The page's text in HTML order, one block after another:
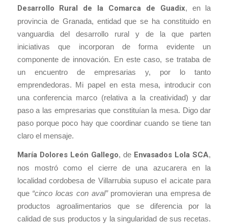
Desarrollo Rural de la Comarca de Guadix, en la
provincia de Granada, entidad que se ha constituido en
vanguardia del desarrollo rural y de la que parten
iniciativas que incorporan de forma evidente un
componente de innovación. En este caso, se trataba de
un encuentro de empresarias y, por lo tanto
emprendedoras. Mi papel en esta mesa, introducir con
una conferencia marco (relativa a la creatividad) y dar
paso a las empresarias que constituían la mesa. Digo dar
paso porque poco hay que coordinar cuando se tiene tan
claro el mensaje.
María Dolores León Gallego, de Envasados Lola SCA,
nos mostró como el cierre de una azucarera en la
localidad cordobesa de Villarrubia supuso el acicate para
que “cinco locas con aval”promovieran una empresa de
productos agroalimentarios que se diferencia por la
calidad de sus productos y la singularidad de sus recetas.